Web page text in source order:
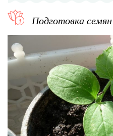
Подготовка